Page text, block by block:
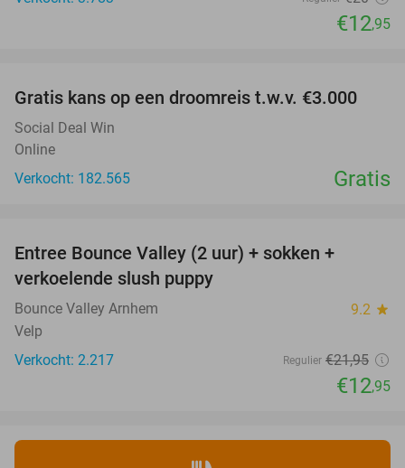
€12,95
Gratis kans op een droomreis t.w.v. €3.000
Social Deal Win
Online
Verkocht: 182.565
Gratis
Entree Bounce Valley (2 uur) + sokken +
verkoelende slush puppy
Bounce Valley Arnhem 9.2 star
Velp
Verkocht: 2.217
Regulier €21,95
€12,95